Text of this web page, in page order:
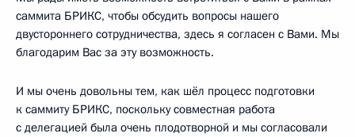
саммита БРИКС, чтобы обсудить вопросы нашего
двустороннего сотрудничества, здесь я согласен с Вами. Мы
благодарим Вас за эту возможность.
И мы очень довольны тем, как шёл процесс подготовки
к саммиту БРИКС, поскольку совместная работа
с делегацией была очень плодотворной и мы согласовали